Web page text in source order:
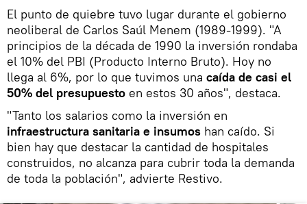
El punto de quiebre tuvo lugar durante el gobierno
neoliberal de Carlos Saúl Menem (1989-1999). "A
principios de la década de 1990 la inversión rondaba
el 10% del PBI (Producto Interno Bruto). Hoy no
llega al 6%, por lo que tuvimos una caída de casi el
50% del presupuesto en estos 30 años", destaca.
"Tanto los salarios como la inversión en
infraestructura sanitaria e insumos han caído. Si
bien hay que destacar la cantidad de hospitales
construidos, no alcanza para cubrir toda la demanda
de toda la población", advierte Restivo.